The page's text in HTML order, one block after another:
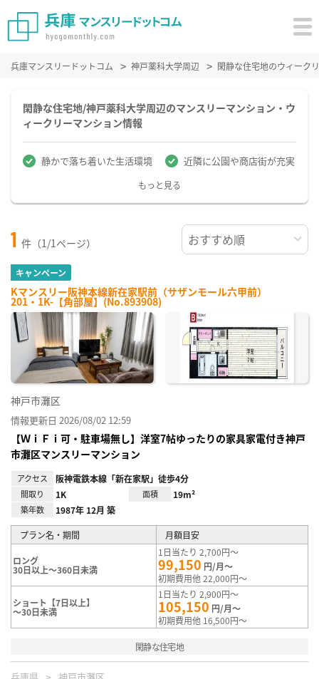
兵庫マンスリードットコム 神戸薬科大学周辺 閑静な住宅地のウィーク
閑静な住宅地/神戸薬科大学周辺のマンスリーマンション・ウ
ィークリーマンション情報
静かで落ち着いた生活環境 近隣に公園や商店街が充実
もっと見る
1 件（1/1ページ）
キャンペーン
Kマンスリー阪神本線新在家駅前（サザンモール六甲前）
201・1K-【角部屋】(No.893908)
神戸市灘区
情報更新日 2026/08/02 12:59
【ＷｉＦｉ可・駐車場無し】洋室7帖ゆったりの家具家電付き神戸
市灘区マンスリーマンション
アクセス 阪神電鉄本線「新在家駅」徒歩4分
間取り 1K 面積 19m²
築年数 1987年 12月 築
プラン名・期間 月額目安
ロング
30日以上～360日未満
1日当たり 2,700円～
99,150 円/月～
初期費用他 22,000円～
ショート【7日以上】
～30日未満
1日当たり 2,900円～
105,150 円/月～
初期費用他 16,500円～
閑静な住宅地